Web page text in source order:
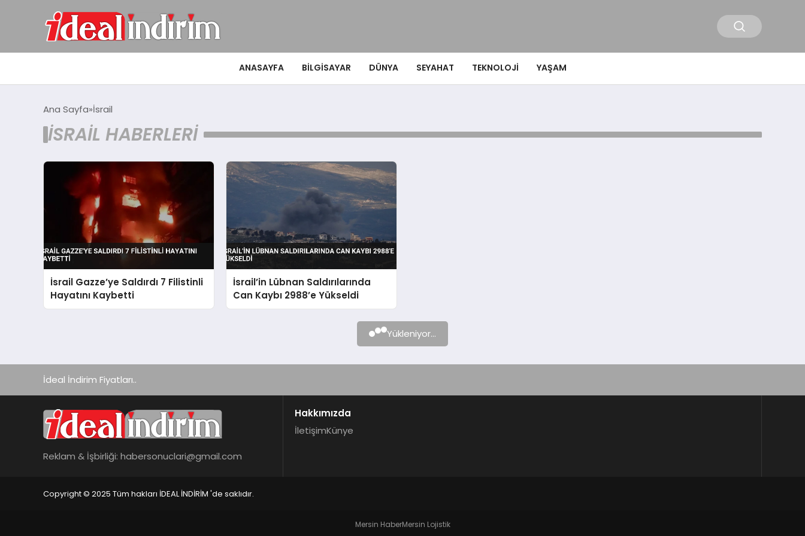
ANASAYFA BILGISAYAR DÜNYA SEYAHAT TEKNOLOJI YAŞAM
Ana Sayfa İsrail
İSRAIL HABERLERI
İsrail Gazze’ye Saldırdı 7 Filistinli
Hayatını Kaybetti
İsrail’in Lübnan Saldırılarında
Can Kaybı 2988’e Yükseldi
Yükleniyor...
İdeal İndirim Fiyatları..
Reklam & İşbirliği: habersonuclari@gmail.com
Hakkımızda
İletişimKünye
Copyright © 2025 Tüm hakları İDEAL İNDİRİM 'de saklıdır.
Mersin HaberMersin Lojistik